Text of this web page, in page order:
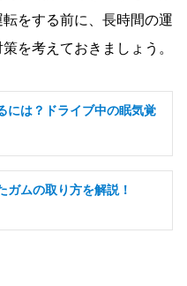
をする前に、長時間の運
を考えておきましょう。
には？ドライブ中の眠気覚
ガムの取り方を解説！